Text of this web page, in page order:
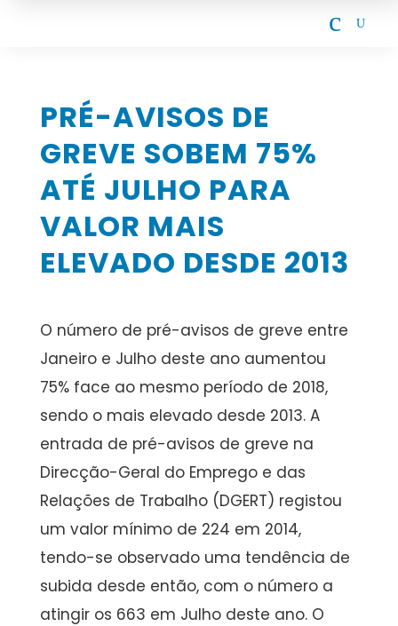
c U
PRÉ-AVISOS DE
GREVE SOBEM 75%
ATÉ JULHO PARA
VALOR MAIS
ELEVADO DESDE 2013
O número de pré-avisos de greve entre
Janeiro e Julho deste ano aumentou
75% face ao mesmo período de 2018,
sendo o mais elevado desde 2013. A
entrada de pré-avisos de greve na
Direcção-Geral do Emprego e das
Relações de Trabalho (DGERT) registou
um valor mínimo de 224 em 2014,
tendo-se observado uma tendência de
subida desde então, com o número a
atingir os 663 em Julho deste ano. O